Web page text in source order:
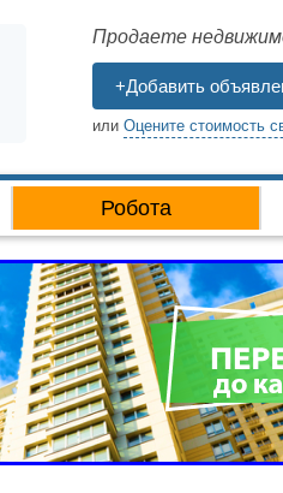
Продаете
+Добавить
или Оцените стоимость
Робота